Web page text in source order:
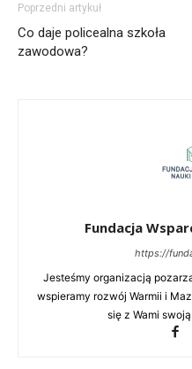
Poprzedni artykuł
Co daje policealna szkoła
zawodowa?
Fundacja
https://
Jesteśmy organizacją
wspieramy rozwój Warmii i
się z Wami